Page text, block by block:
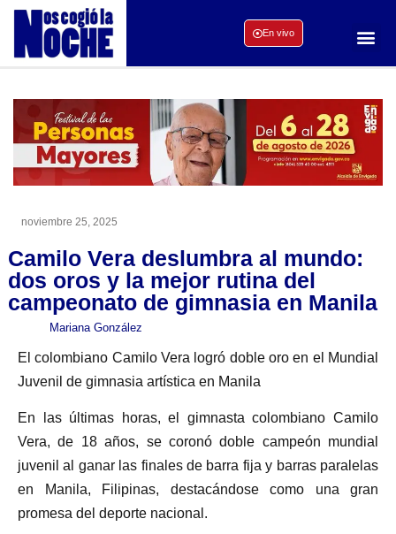
En vivo
noviembre 25, 2025
Camilo Vera deslumbra al mundo:
dos oros y la mejor rutina del
campeonato de gimnasia en Manila
Mariana González
El colombiano Camilo Vera logró doble oro en el Mundial
Juvenil de gimnasia artística en Manila
En las últimas horas, el gimnasta colombiano Camilo
Vera, de 18 años, se coronó doble campeón mundial
juvenil al ganar las finales de barra fija y barras paralelas
en Manila, Filipinas, destacándose como una gran
promesa del deporte nacional.